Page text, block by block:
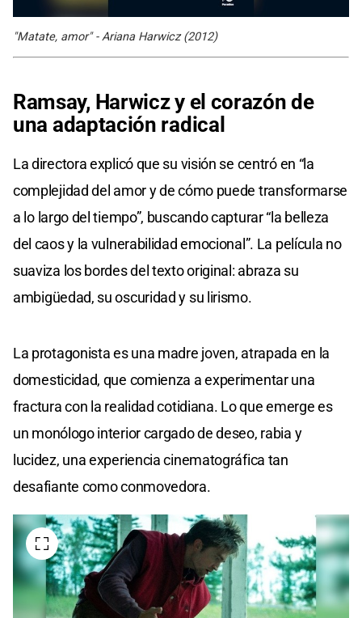
"Matate, amor" - Ariana Harwicz (2012)
Ramsay, Harwicz y el corazón de
una adaptación radical
La directora explicó que su visión se centró en “la
complejidad del amor y de cómo puede transformarse
a lo largo del tiempo”, buscando capturar “la belleza
del caos y la vulnerabilidad emocional”. La película no
suaviza los bordes del texto original: abraza su
ambigüedad, su oscuridad y su lirismo.
La protagonista es una madre joven, atrapada en la
domesticidad, que comienza a experimentar una
fractura con la realidad cotidiana. Lo que emerge es
un monólogo interior cargado de deseo, rabia y
lucidez, una experiencia cinematográfica tan
desafiante como conmovedora.